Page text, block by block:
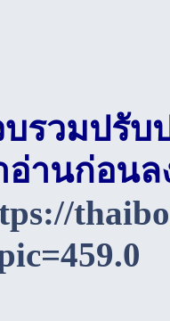
บรวมปรับ
อ่านก่อน